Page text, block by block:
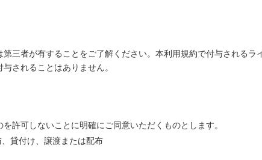
三者が有することをご了解ください。本利用規約で付与される
されることはありません。
許可しないことに明確にご同意いただくものとします。
貸付け、譲渡または配布